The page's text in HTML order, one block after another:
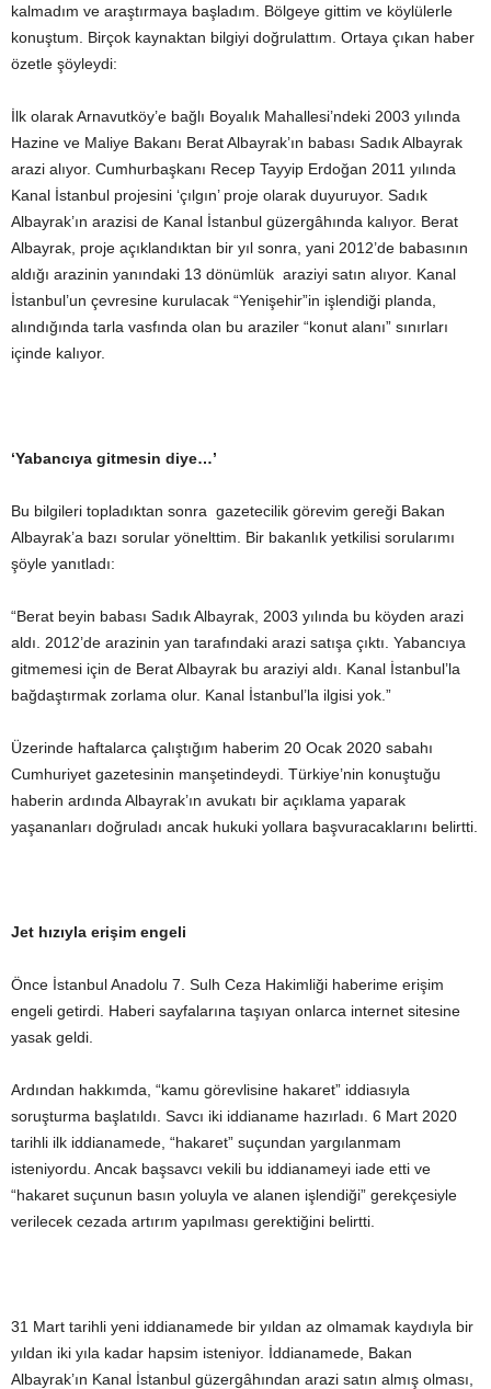
kalmadım ve araştırmaya başladım. Bölgeye gittim ve köylülerle
konuştum. Birçok kaynaktan bilgiyi doğrulattım. Ortaya çıkan haber
özetle şöyleydi:
İlk olarak Arnavutköy’e bağlı Boyalık Mahallesi’ndeki 2003 yılında
Hazine ve Maliye Bakanı Berat Albayrak’ın babası Sadık Albayrak
arazi alıyor. Cumhurbaşkanı Recep Tayyip Erdoğan 2011 yılında
Kanal İstanbul projesini ‘çılgın’ proje olarak duyuruyor. Sadık
Albayrak’ın arazisi de Kanal İstanbul güzergâhında kalıyor. Berat
Albayrak, proje açıklandıktan bir yıl sonra, yani 2012’de babasının
aldığı arazinin yanındaki 13 dönümlük araziyi satın alıyor. Kanal
İstanbul’un çevresine kurulacak “Yenişehir”in işlendiği planda,
alındığında tarla vasfında olan bu araziler “konut alanı” sınırları
içinde kalıyor.
‘Yabancıya gitmesin diye…’
Bu bilgileri topladıktan sonra gazetecilik görevim gereği Bakan
Albayrak’a bazı sorular yönelttim. Bir bakanlık yetkilisi sorularımı
şöyle yanıtladı:
“Berat beyin babası Sadık Albayrak, 2003 yılında bu köyden arazi
aldı. 2012’de arazinin yan tarafındaki arazi satışa çıktı. Yabancıya
gitmemesi için de Berat Albayrak bu araziyi aldı. Kanal İstanbul’la
bağdaştırmak zorlama olur. Kanal İstanbul’la ilgisi yok.”
Üzerinde haftalarca çalıştığım haberim 20 Ocak 2020 sabahı
Cumhuriyet gazetesinin manşetindeydi. Türkiye’nin konuştuğu
haberin ardında Albayrak’ın avukatı bir açıklama yaparak
yaşananları doğruladı ancak hukuki yollara başvuracaklarını belirtti.
Jet hızıyla erişim engeli
Önce İstanbul Anadolu 7. Sulh Ceza Hakimliği haberime erişim
engeli getirdi. Haberi sayfalarına taşıyan onlarca internet sitesine
yasak geldi.
Ardından hakkımda, “kamu görevlisine hakaret” iddiasıyla
soruşturma başlatıldı. Savcı iki iddianame hazırladı. 6 Mart 2020
tarihli ilk iddianamede, “hakaret” suçundan yargılanmam
isteniyordu. Ancak başsavcı vekili bu iddianameyi iade etti ve
“hakaret suçunun basın yoluyla ve alanen işlendiği” gerekçesiyle
verilecek cezada artırım yapılması gerektiğini belirtti.
31 Mart tarihli yeni iddianamede bir yıldan az olmamak kaydıyla bir
yıldan iki yıla kadar hapsim isteniyor. İddianamede, Bakan
Albayrak’ın Kanal İstanbul güzergâhından arazi satın almış olması,